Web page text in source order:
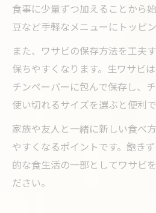
食事に少量ずつ加えることから
豆など手軽なメニューにトッピ
また、ワサビの保存方法を工夫
保ちやすくなります。生ワサビ
チンペーパーに包んで保存し、
使い切れるサイズを選ぶと便利で
家族や友人と一緒に新しい食べ
やすくなるポイントです。飽き
的な食生活の一部としてワサビ
ださい。